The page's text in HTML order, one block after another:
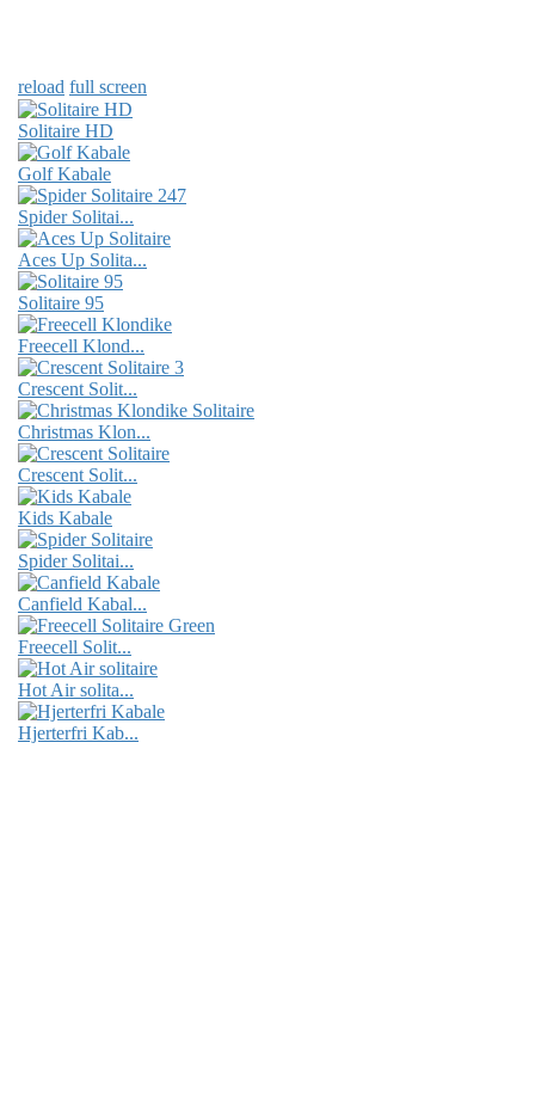
reload full screen
Solitaire HD
Golf Kabale
Spider Solitai...
Aces Up Solita...
Solitaire 95
Freecell Klond...
Crescent Solit...
Christmas Klon...
Crescent Solit...
Kids Kabale
Spider Solitai...
Canfield Kabal...
Freecell Solit...
Hot Air solita...
Hjerterfri Kab...